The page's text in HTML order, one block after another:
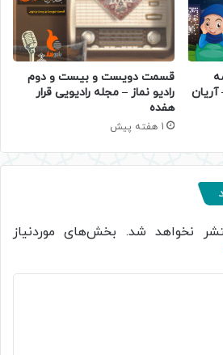
قسمت دویست و بیست و دوم
رادیو نماز – مجله رادیویی قرار
هفده
1 هفته پیش
نخواهد شد. بخش‌های موردنیاز